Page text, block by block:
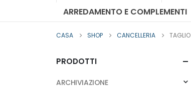
ARREDAMENTO E COMPLEMENTI
CASA SHOP CANCELLERIA TAGLIO
PRODOTTI
ARCHIVIAZIONE